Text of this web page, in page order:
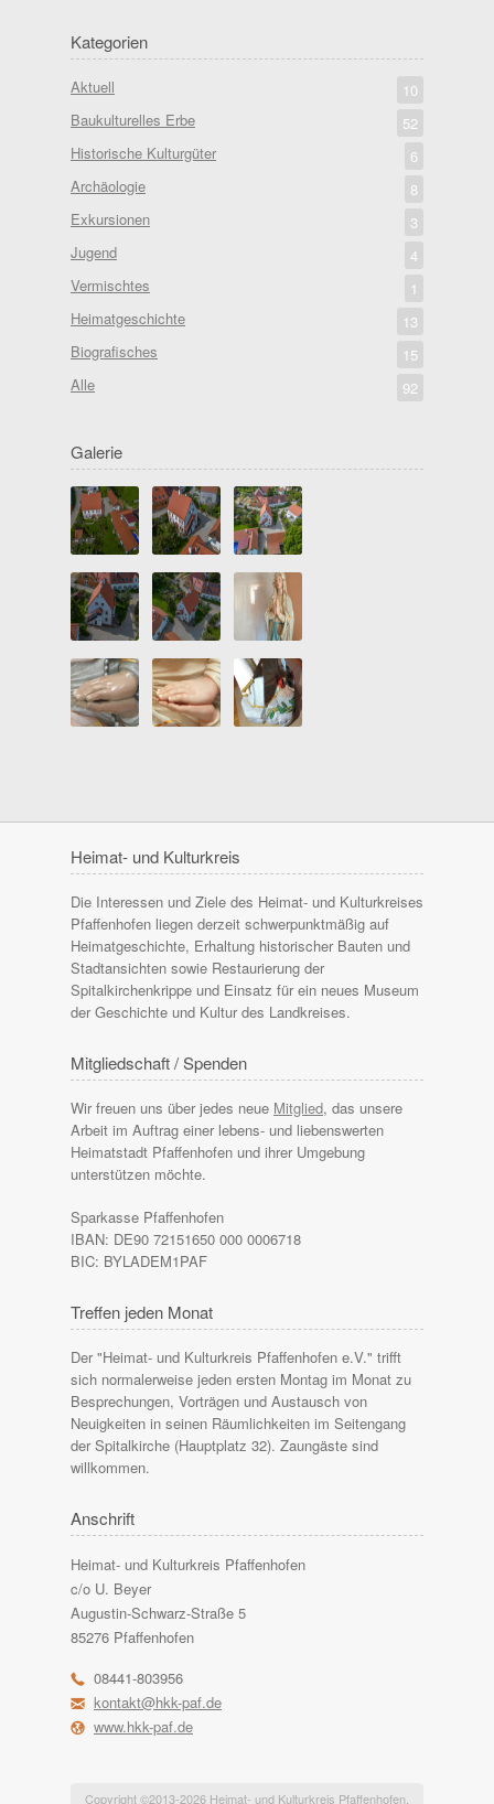
Kategorien
Aktuell
10
Baukulturelles Erbe
52
Historische Kulturgüter
6
Archäologie
8
Exkursionen
3
Jugend
4
Vermischtes
1
Heimatgeschichte
13
Biografisches
15
Alle
92
Galerie
Heimat- und Kulturkreis
Die Interessen und Ziele des Heimat- und Kulturkreises
Pfaffenhofen liegen derzeit schwerpunktmäßig auf
Heimatgeschichte, Erhaltung historischer Bauten und
Stadtansichten sowie Restaurierung der
Spitalkirchenkrippe und Einsatz für ein neues Museum
der Geschichte und Kultur des Landkreises.
Mitgliedschaft / Spenden
Wir freuen uns über jedes neue Mitglied, das unsere
Arbeit im Auftrag einer lebens- und liebenswerten
Heimatstadt Pfaffenhofen und ihrer Umgebung
unterstützen möchte.
Sparkasse Pfaffenhofen
IBAN: DE90 72151650 000 0006718
BIC: BYLADEM1PAF
Treffen jeden Monat
Der "Heimat- und Kulturkreis Pfaffenhofen e.V." trifft
sich normalerweise jeden ersten Montag im Monat zu
Besprechungen, Vorträgen und Austausch von
Neuigkeiten in seinen Räumlichkeiten im Seitengang
der Spitalkirche (Hauptplatz 32). Zaungäste sind
willkommen.
Anschrift
Heimat- und Kulturkreis Pfaffenhofen
c/o U. Beyer
Augustin-Schwarz-Straße 5
85276 Pfaffenhofen
r 08441-803956
h kontakt@hkk-paf.de
l www.hkk-paf.de
Copyright ©2013-2026 Heimat- und Kulturkreis Pfaffenhofen.